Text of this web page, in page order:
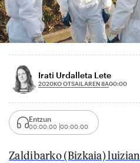
Irati Urdalleta Lete
2020KO OTSAILAREN 8A00:00
Entzun
00:00:00 00:00:00
Zaldibarko (Bizkaia) luizian